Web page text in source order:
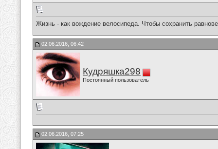
Жизнь - как вождение велосипеда. Чтобы сохранить
02.06.2016, 06:42
Кудряшка298
Постоянный пользователь
02.06.2016, 07:25